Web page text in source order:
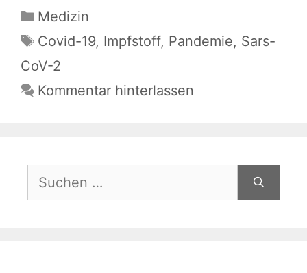
Kategorien
Medizin
Schlagwörter
Covid-19, Impfstoff, Pandemie, Sars-
CoV-2
Kommentar hinterlassen
nach: